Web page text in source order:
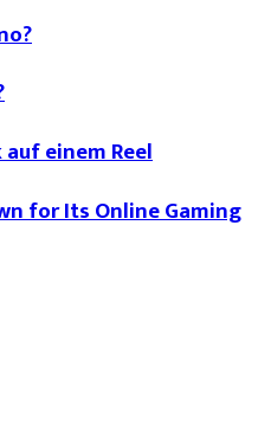
einem Reel
for Its Online Gaming